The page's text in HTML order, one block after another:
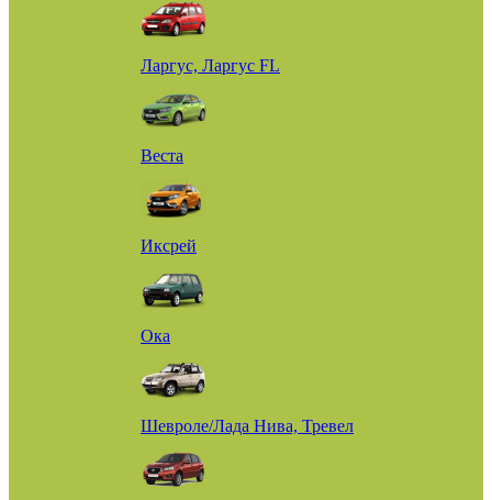
Ларгус, Ларгус FL
Веста
Иксрей
Ока
Шевроле/Лада Нива, Тревел